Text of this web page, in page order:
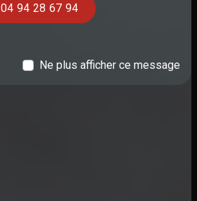
04 94 28 67 94
Ne plus afficher ce message